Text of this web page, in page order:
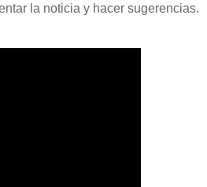
la noticia y hacer sugerencias.